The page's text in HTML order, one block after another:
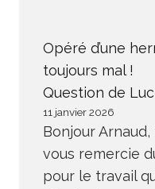
Opéré d’une
toujours mal !
Question de Luc
11 janvier 2026
Bonjour
vous remercie
pour le travail